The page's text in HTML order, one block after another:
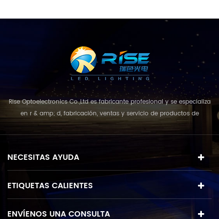
el nivel de protección es IP65. tiene
adecuado para entornos al aire libre.
2. Unidad de corriente constante
incorporada, la estabilidad de toda la
lámpara es mayor. de acuerdo a su
eficiencia y estabilidad, utilizamos
una alta eficiencia fuente de corriente
constante, que puede reducir la
pérdida de energía y la temperatura.
3. Nosotros uso Epistar y marca cree
eficiencia energética, durabilidad
duradera y rendimiento LED más
° , 60 °, 90 ° y 10 * 80 °, 10 * 60 °, etc.
continuación,led CANT. marca led
Cuerpo material color trabajando
voltaje vaso tasa de ip IK Velocidad
tamaño del orificio de la boquilla
peso bruto 36 * 3W o 36 * 4W cree o
edison 316L acero inoxidable RGB-
DMX o RGBW-DMX DC24V 10 mm
templado IP68 09 80 mm 6.8kgs / pc
fotos de luz,bienvenido tu consulta
Rise Optoelectronics Co.,Ltd es fabricante profesional y se especializa
en r & amp; d, fabricación, ventas y servicio de productos de
iluminación led, con una amplia variedad de unidades de
iluminación para uso residencial, comercial y de paisaje. con el
destacado", que combina u...
NECESITAS AYUDA
ETIQUETAS CALIENTES
ENVÍENOS UNA CONSULTA